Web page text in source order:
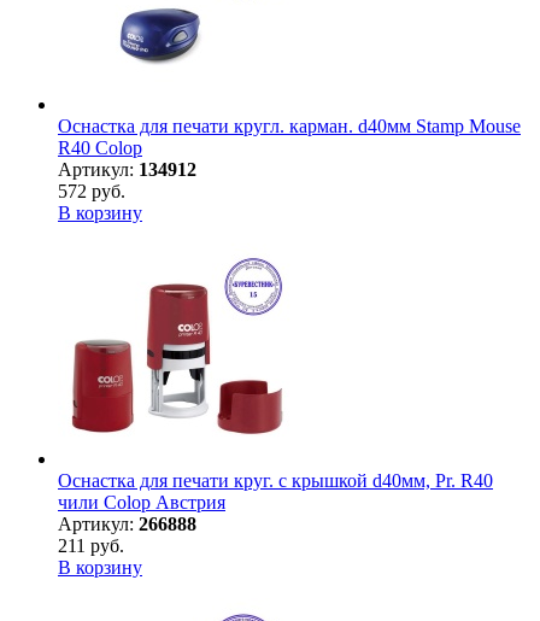
Оснастка для печати кругл. карман. d40мм Stamp Mouse
R40 Colop
Артикул: 134912
572 руб.
В корзину
Оснастка для печати круг. с крышкой d40мм, Pr. R40
чили Colop Австрия
Артикул: 266888
211 руб.
В корзину